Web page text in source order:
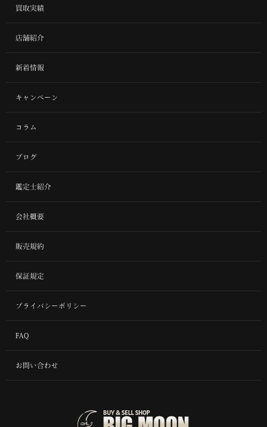
買取実績
店舗紹介
新着情報
キャンペーン
コラム
ブログ
鑑定士紹介
会社概要
販売規約
保証規定
プライバシーポリシー
FAQ
お問い合わせ